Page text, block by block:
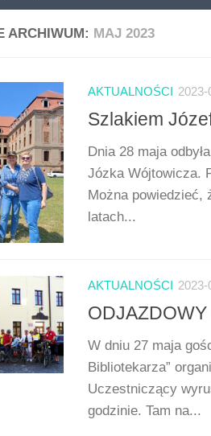
ARCHIWUM: MAJ 2023
AKTUALNOŚCI 2023-
Szlakiem
Dnia 28 maja
Józka Wójtowicza.
Można powiedzieć,
latach...
AKTUALNOŚCI 2023-
W dniu 27 maja
Bibliotekarza”
Uczestniczący
godzinie. Tam na...